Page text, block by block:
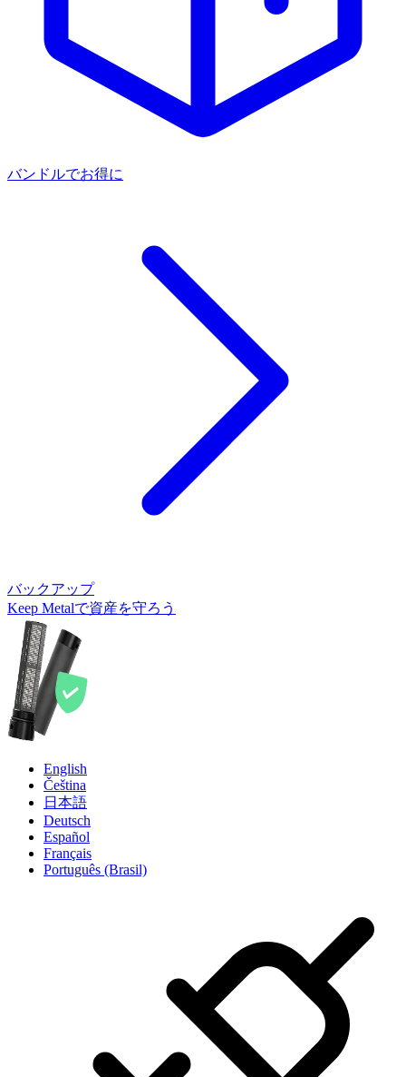
バンドルでお得に
バックアップ
Keep Metalで資産を守ろう
English
Čeština
日本語
Deutsch
Español
Français
Português (Brasil)